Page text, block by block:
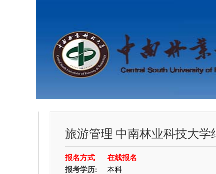
旅游管理 中南林业科技大学
报名方式
在线报名
报考学历:
本科